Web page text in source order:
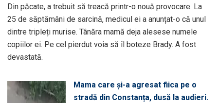
Din păcate, a trebuit să treacă printr-o nouă provocare. La
25 de săptămâni de sarcină, medicul ei a anunțat-o că unul
dintre tripleți murise. Tânăra mamă deja alesese numele
copiilor ei. Pe cel pierdut voia să îl boteze Brady. A fost
devastată.
Mama care și-a agresat fiica pe o
stradă din Constanța, dusă la audieri.